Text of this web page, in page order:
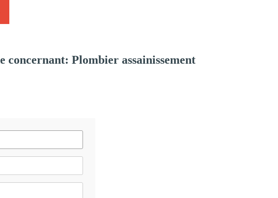
Plombier assainissement